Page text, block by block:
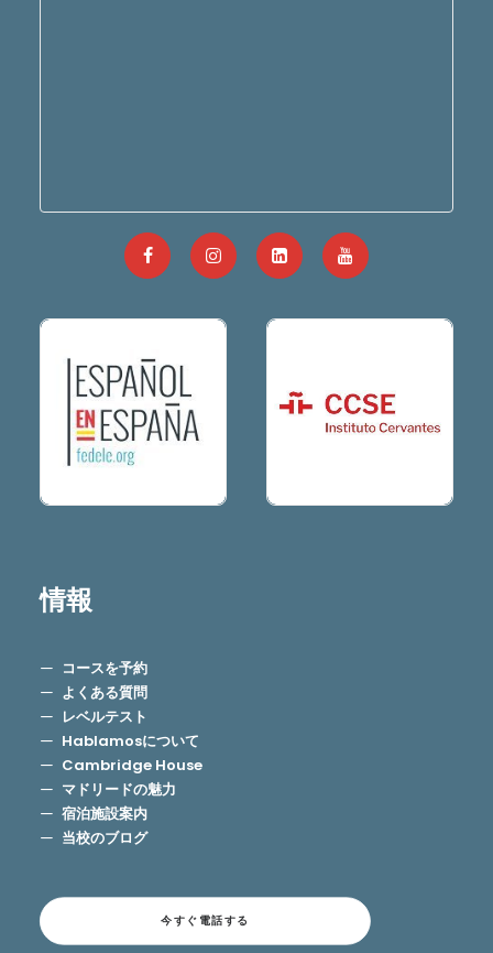
情報
コースを予約
よくある質問
レベルテスト
Hablamosについて
Cambridge House
マドリードの魅力
宿泊施設案内
当校のブログ
今すぐ電話する